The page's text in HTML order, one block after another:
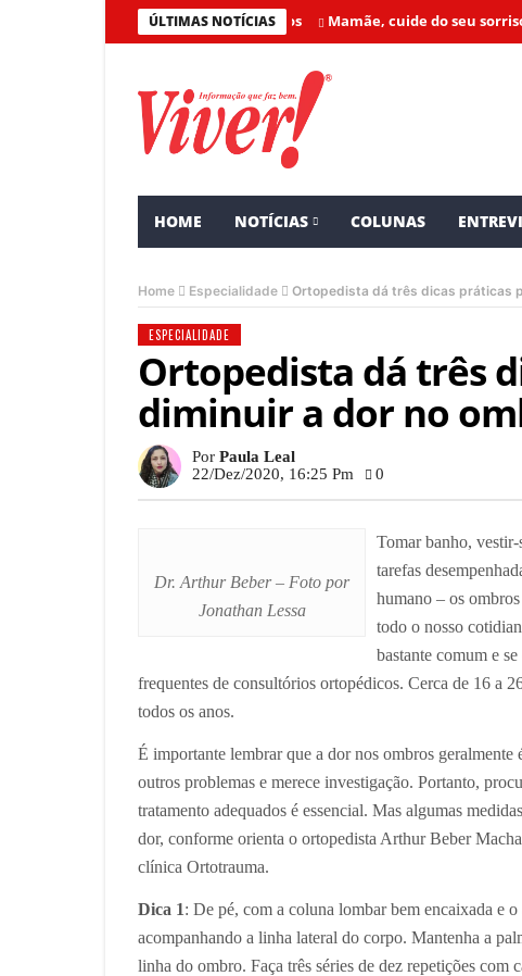
ÚLTIMAS NOTÍCIAS Mamãe, cuide do seu sorriso!
HOME NOTÍCIAS COLUNAS
Home Especialidade Ortopedista dá três dicas práticas
ESPECIALIDADE
Ortopedista dá três
diminuir a dor no
Por Paula Leal
22/dez/2020, 16:25 Pm
0
Dr. Arthur Beber – Foto por
Jonathan Lessa
Tomar banho, vestir-
tarefas
humano – os
todo o nosso
bastante comum e
frequentes de consultórios ortopédicos. Cerca de 16 a
todos os anos.
É importante lembrar que a dor nos ombros geralmente
outros problemas e merece investigação. Portanto,
tratamento adequados é essencial. Mas algumas
dor, conforme orienta o ortopedista Arthur Beber
clínica Ortotrauma.
Dica 1: De pé, com a coluna lombar bem encaixada e
acompanhando a linha lateral do corpo. Mantenha a
linha do ombro. Faça três séries de dez repetições com